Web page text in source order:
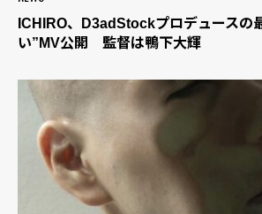
ICHIRO、D3adStockプロデュースの
い”MV公開 監督は鴨下大輝